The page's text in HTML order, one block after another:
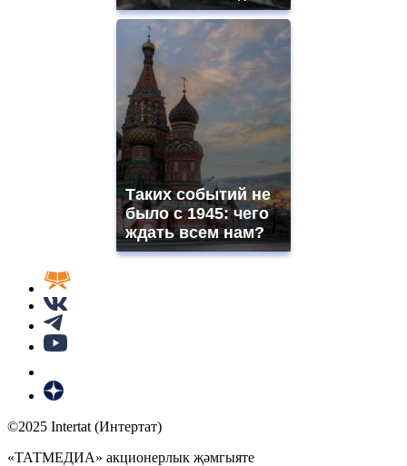
Таких событий не
было с 1945: чего
ждать всем нам?
©2025 Intertat (Интертат)
«ТАТМЕДИА» акционерлык җәмгыяте